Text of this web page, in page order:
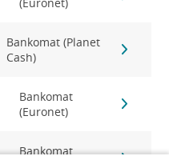
Bankomat (Planet
Cash)
Bankomat
(Euronet)
Bankomat